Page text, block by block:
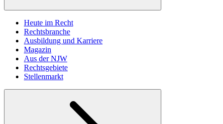
Heute im Recht
Rechtsbranche
Ausbildung und Karriere
Magazin
Aus der NJW
Rechtsgebiete
Stellenmarkt